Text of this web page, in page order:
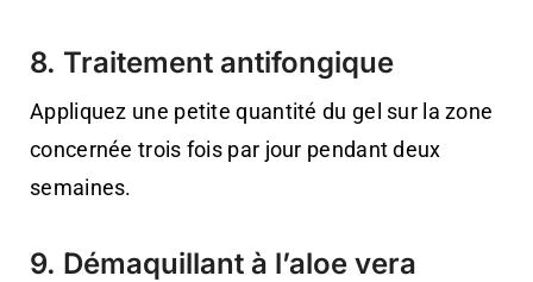
8. Traitement antifongique
Appliquez une petite quantité du gel sur la zone
concernée trois fois par jour pendant deux
semaines.
9. Démaquillant à l’aloe vera